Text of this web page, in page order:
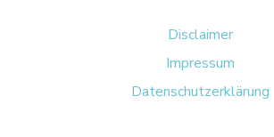
Disclaimer
Impressum
Datenschutzerklärung